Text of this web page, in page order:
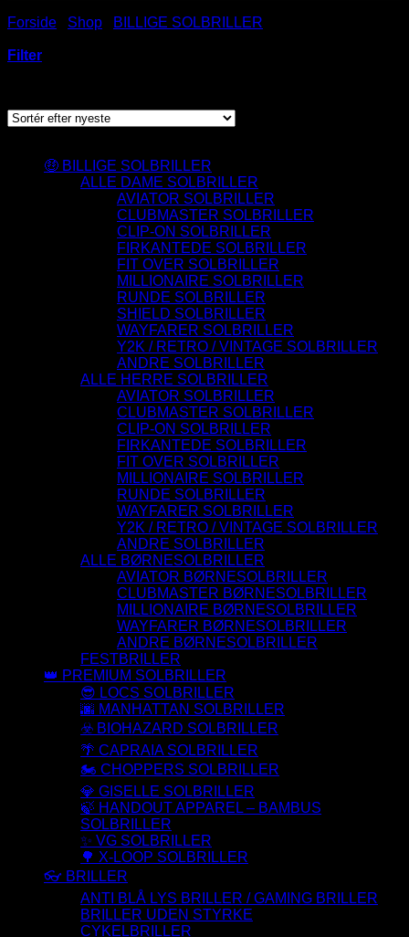
Forside
Shop BILLIGE SOLBRILLER
Filter
🤑 BILLIGE SOLBRILLER
ALLE DAME SOLBRILLER
AVIATOR SOLBRILLER
CLUBMASTER SOLBRILLER
CLIP-ON SOLBRILLER
FIRKANTEDE SOLBRILLER
FIT OVER SOLBRILLER
MILLIONAIRE SOLBRILLER
RUNDE SOLBRILLER
SHIELD SOLBRILLER
WAYFARER SOLBRILLER
Y2K / RETRO / VINTAGE SOLBRILLER
ANDRE SOLBRILLER
ALLE HERRE SOLBRILLER
AVIATOR SOLBRILLER
CLUBMASTER SOLBRILLER
CLIP-ON SOLBRILLER
FIRKANTEDE SOLBRILLER
FIT OVER SOLBRILLER
MILLIONAIRE SOLBRILLER
RUNDE SOLBRILLER
WAYFARER SOLBRILLER
Y2K / RETRO / VINTAGE SOLBRILLER
ANDRE SOLBRILLER
ALLE BØRNESOLBRILLER
AVIATOR BØRNESOLBRILLER
CLUBMASTER BØRNESOLBRILLER
MILLIONAIRE BØRNESOLBRILLER
WAYFARER BØRNESOLBRILLER
ANDRE BØRNESOLBRILLER
FESTBRILLER
👑 PREMIUM SOLBRILLER
😎 LOCS SOLBRILLER
🌆 MANHATTAN SOLBRILLER
☣️ BIOHAZARD SOLBRILLER
🌴 CAPRAIA SOLBRILLER
🏍️ CHOPPERS SOLBRILLER
💎 GISELLE SOLBRILLER
🍃 HANDOUT APPAREL – BAMBUS
SOLBRILLER
✨ VG SOLBRILLER
🌳 X-LOOP SOLBRILLER
👓 BRILLER
ANTI BLÅ LYS BRILLER / GAMING BRILLER
BRILLER UDEN STYRKE
CYKELBRILLER